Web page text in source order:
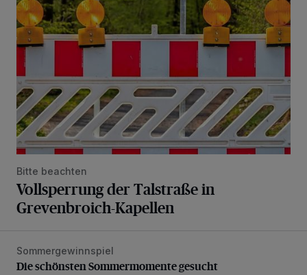
Bitte beachten
Vollsperrung der Talstraße in
Grevenbroich-Kapellen
Die schönsten Sommermomente gesucht
Sommergewinnspiel
Die schönsten Sommermomente gesucht